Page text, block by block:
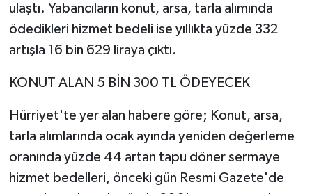
ulaştı. Yabancıların konut, arsa, tarla alımında
ödedikleri hizmet bedeli ise yıllıkta yüzde 332
artışla 16 bin 629 liraya çıktı.
KONUT ALAN 5 BİN 300 TL ÖDEYECEK
Hürriyet'te yer alan habere göre; Konut, arsa,
tarla alımlarında ocak ayında yeniden değerleme
oranında yüzde 44 artan tapu döner sermaye
hizmet bedelleri, önceki gün Resmi Gazete'de